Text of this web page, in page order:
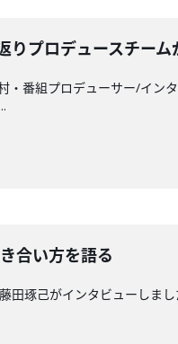
プロデュースチーム
・番組プロデューサー/イ
合い方を語る
田琢己がインタビューしま